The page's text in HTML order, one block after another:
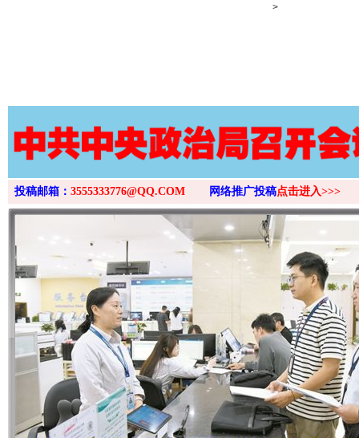
>
投稿邮箱： 3555333776@QQ.COM 网络推广投稿点击进入>>>